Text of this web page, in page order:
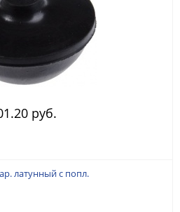
руб.
латунный с попл.